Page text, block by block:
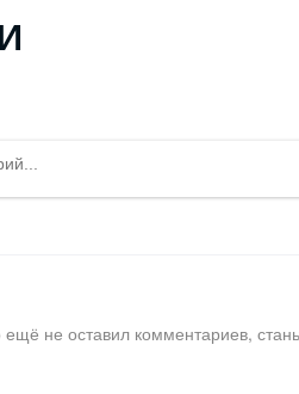
ещё не оставил комментариев,